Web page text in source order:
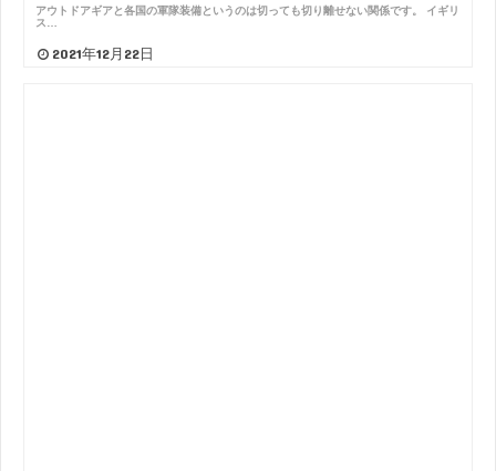
アウトドアギアと各国の軍隊装備というのは切っても切り離せない関係です。 イギリ
ス…
2021年12月22日